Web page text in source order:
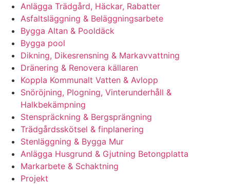
Anlägga Trädgård, Häckar, Rabatter
Asfaltsläggning & Beläggningsarbete
Bygga Altan & Pooldäck
Bygga pool
Dikning, Dikesrensning & Markavvattning
Dränering & Renovera källaren
Koppla Kommunalt Vatten & Avlopp
Snöröjning, Plogning, Vinterunderhåll &
Halkbekämpning
Stenspräckning & Bergsprängning
Trädgårdsskötsel & finplanering
Stenläggning & Bygga Mur
Anlägga Husgrund & Gjutning Betongplatta
Markarbete & Schaktning
Projekt